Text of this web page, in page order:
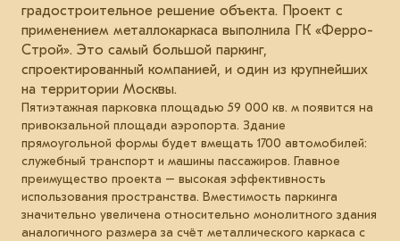
градостроительное решение объекта. Проект с
применением металлокаркаса выполнила ГК «Ферро-
Строй». Это самый большой паркинг,
спроектированный компанией, и один из крупнейших
на территории Москвы.
Пятиэтажная парковка площадью 59 000 кв. м появится на
привокзальной площади аэропорта. Здание
прямоугольной формы будет вмещать 1700 автомобилей:
служебный транспорт и машины пассажиров. Главное
преимущество проекта – высокая эффективность
использования пространства. Вместимость паркинга
значительно увеличена относительно монолитного здания
аналогичного размера за счёт металлического каркаса с